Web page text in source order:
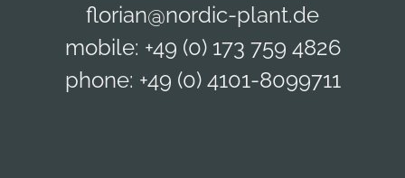
florian@nordic-plant.de
mobile: +49 (0) 173 759 4826
phone: +49 (0) 4101-8099711